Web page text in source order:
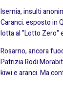
Isernia, insulti
Caranci: esposto in
lotta al "Lotto Zero"
Rosarno, ancora
Patrizia Rodi
kiwi e aranci. Ma